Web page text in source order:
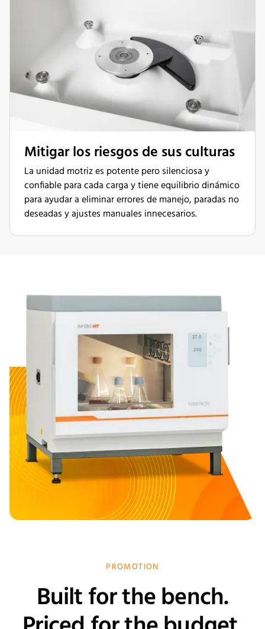
Mitigar los riesgos de sus culturas
La unidad motriz es potente pero silenciosa y
confiable para cada carga y tiene equilibrio dinámico
para ayudar a eliminar errores de manejo, paradas no
deseadas y ajustes manuales innecesarios.
PROMOTION
Built for the bench.